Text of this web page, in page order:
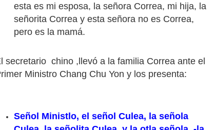
esta es mi esposa, la señora Correa, mi hija, la
señorita Correa y esta señora no es Correa,
pero es la mamá.
secretario chino ,llevó a la familia Correa ante el
Ministro Chang Chu Yon y los presenta:
Señol Ministlo, el señol Culea, la señola